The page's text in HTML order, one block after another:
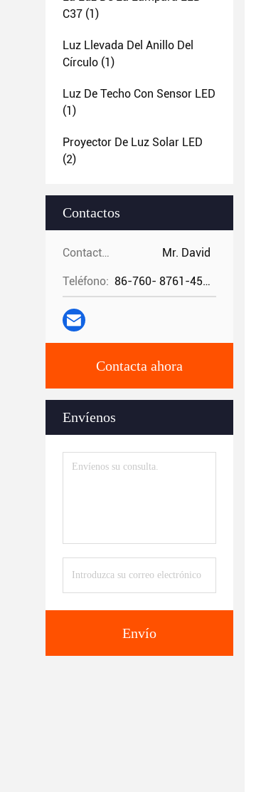
C37 (1)
Luz Llevada Del Anillo Del
Círculo (1)
Luz De Techo Con Sensor LED
(1)
Proyector De Luz Solar LED
(2)
Contactos
Contactos: Mr. David
Teléfono: 86-760- 8761-4582
Contacta ahora
Envíenos
Envío